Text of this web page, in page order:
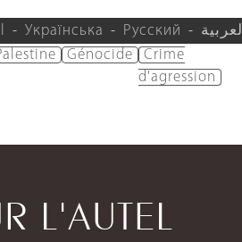
Українська Русский العربية
Génocide
Crime
d'agression
L'AUTEL